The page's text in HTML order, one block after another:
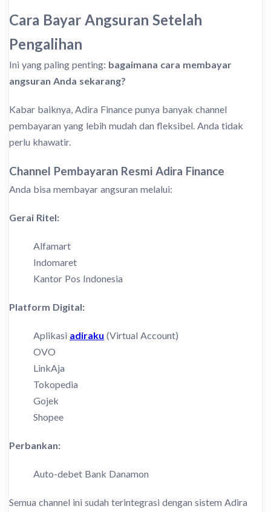
Cara Bayar Angsuran Setelah
Pengalihan
Ini yang paling penting: bagaimana cara membayar
angsuran Anda sekarang?
Kabar baiknya, Adira Finance punya banyak channel
pembayaran yang lebih mudah dan fleksibel. Anda tidak
perlu khawatir.
Channel Pembayaran Resmi Adira Finance
Anda bisa membayar angsuran melalui:
Gerai Ritel:
Alfamart
Indomaret
Kantor Pos Indonesia
Platform Digital:
Aplikasi adiraku (Virtual Account)
OVO
LinkAja
Tokopedia
Gojek
Shopee
Perbankan:
Auto-debet Bank Danamon
Semua channel ini sudah terintegrasi dengan sistem Adira